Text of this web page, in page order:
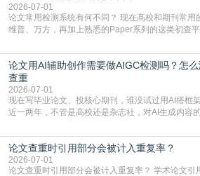
复片
2026-07-01
论文常用检测系统有何不同？ 现在高校和期刊常用的论文查重系统主要是知网、
维普、万方，再加上熟悉的Paper系列的这类初查
查数值误导。知网（CNKI）是学校定稿检测的绝
生联合比对库，能比历届学长论文，硕博用VIP/
库，期刊投稿用AMLMC/SML
论文用AI辅助创作需要做AIGC检测吗？怎
查重
2026-07-01
现在写毕业论文、投核心期刊，谁没试过用AI搭框
近一两年，不管是高校还是杂志社，对AI生成内容
真的太亏。提前做AIGC检测，已经成了很多过来
AIGC检测成了论文答辩投稿前的必备项？可能还有
框架，内容都是自己写的，至于做AIG
论文查重时引用部分会被计入重复率？
2026-07-01
论文查重时引用部分会被计入重复率？ 学术论文引用部分会不会被算进重复率，